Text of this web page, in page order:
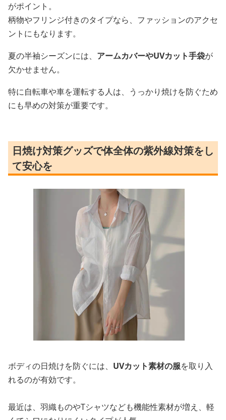
がポイント。
柄物やフリンジ付きのタイプなら、ファッションのアクセ
ントにもなります。
夏の半袖シーズンには、 アームカバーやUVカット手袋が
欠かせません。
特に自転車や車を運転する人は、うっかり焼けを防ぐため
にも早めの対策が重要です。
日焼け対策グッズで体全体の紫外線対策をし
て安心を
ボディの日焼けを防ぐには、 UVカット素材の服を取り入
れるのが有効です。
最近は、羽織ものやTシャツなども機能性素材が増え、軽